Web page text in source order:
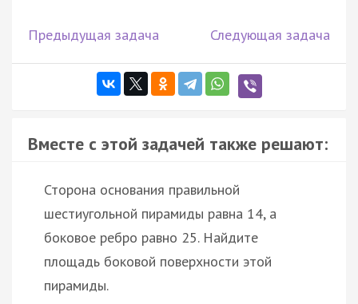
Предыдущая задача Следующая задача
Вместе с этой задачей также решают:
Сторона основания правильной
шестиугольной пирамиды равна 14, а
боковое ребро равно 25. Найдите
площадь боковой поверхности этой
пирамиды.